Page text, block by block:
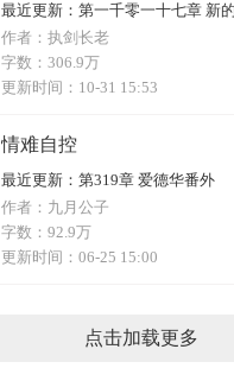
最近更新： 第一千零一十七章 新
作者： 执剑长老
字数： 306.9万
更新时间： 10-31 15:53
情难自控
最近更新： 第319章 爱德华番外
作者： 九月公子
字数： 92.9万
更新时间： 06-25 15:00
点击加载更多